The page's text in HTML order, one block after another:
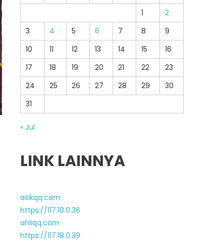
1
2
3
4 5 6 7 8
9
10
11 12 13 14 15
16
17
18 19 20 21 22
23
24
25 26 27 28 29
30
31
« Jul
LINK LAINNYA
asikqq.com
https://117.18.0.36
ahliqq.com
https://117.18.0.39